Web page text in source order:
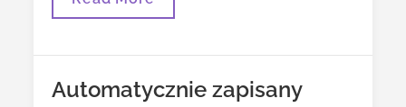
Automatycznie zapisany